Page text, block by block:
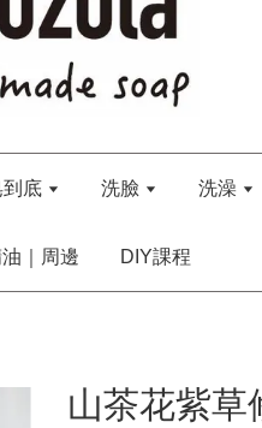
底 洗臉 洗澡
｜周邊 DIY課程
山茶花紫草